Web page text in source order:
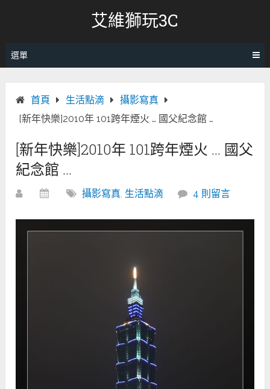
艾維獅玩3C
選單
首頁 生活點滴
攝影寫真
[新年快樂]2010年 101跨年煙火 … 國父紀念館 …
[新年快樂]2010年 101跨年煙火 … 國父
紀念館 …
攝影寫真, 生活點滴 4 則留言